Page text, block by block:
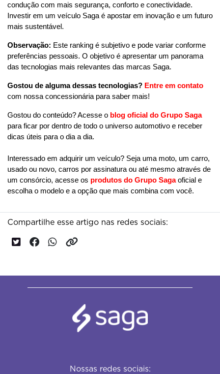
condução com mais segurança, conforto e conectividade.
Investir em um veículo Saga é apostar em inovação e um futuro
mais sustentável.
Observação: Este ranking é subjetivo e pode variar conforme
preferências pessoais. O objetivo é apresentar um panorama
das tecnologias mais relevantes das marcas Saga.
Gostou de alguma dessas tecnologias? Entre em contato
com nossa concessionária para saber mais!
Gostou do conteúdo? Acesse o blog oficial do Grupo Saga
para ficar por dentro de todo o universo automotivo e receber
dicas úteis para o dia a dia.
Interessado em adquirir um veículo? Seja uma moto, um carro,
usado ou novo, carros por assinatura ou até mesmo através de
um consórcio, acesse os produtos do Grupo Saga oficial e
escolha o modelo e a opção que mais combina com você.
Compartilhe esse artigo nas redes sociais:
Nossas redes sociais: